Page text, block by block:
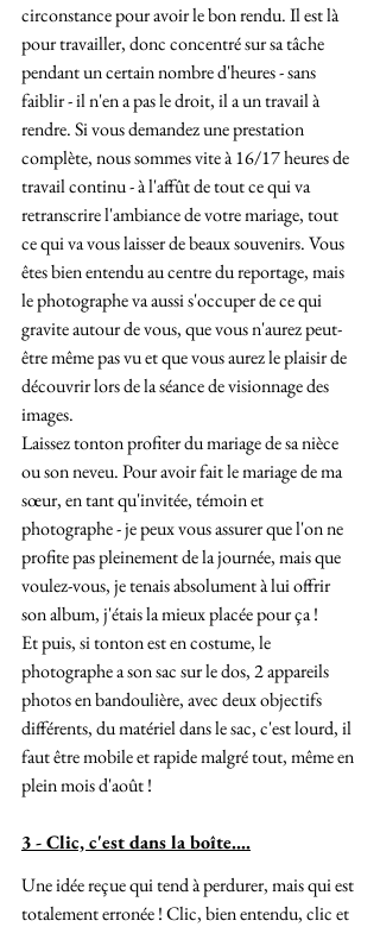
circonstance pour avoir le bon rendu. Il est là
pour travailler, donc concentré sur sa tâche
pendant un certain nombre d'heures - sans
faiblir - il n'en a pas le droit, il a un travail à
rendre. Si vous demandez une prestation
complète, nous sommes vite à 16/17 heures de
travail continu - à l'affût de tout ce qui va
retranscrire l'ambiance de votre mariage, tout
ce qui va vous laisser de beaux souvenirs. Vous
êtes bien entendu au centre du reportage, mais
le photographe va aussi s'occuper de ce qui
gravite autour de vous, que vous n'aurez peut-
être même pas vu et que vous aurez le plaisir de
découvrir lors de la séance de visionnage des
images.
Laissez tonton profiter du mariage de sa nièce
ou son neveu. Pour avoir fait le mariage de ma
sœur, en tant qu'invitée, témoin et
photographe - je peux vous assurer que l'on ne
profite pas pleinement de la journée, mais que
voulez-vous, je tenais absolument à lui offrir
son album, j'étais la mieux placée pour ça !
Et puis, si tonton est en costume, le
photographe a son sac sur le dos, 2 appareils
photos en bandoulière, avec deux objectifs
différents, du matériel dans le sac, c'est lourd, il
faut être mobile et rapide malgré tout, même en
plein mois d'août !
3 - Clic, c'est dans la boîte....
Une idée reçue qui tend à perdurer, mais qui est
totalement erronée ! Clic, bien entendu, clic et